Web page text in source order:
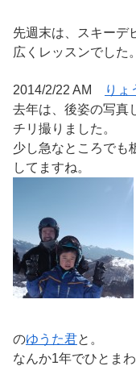
先週末は、スキーデ
広くレッスンでした。
2014/2/22 AM りょ
去年は、後姿の写真
チリ撮りました。
少し急なところでも
してますね。
のゆうた君と。
なんか1年でひとま